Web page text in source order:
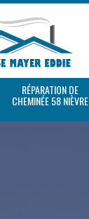
RÉPARATION DE
CHEMINÉE 58 NIÈVRE